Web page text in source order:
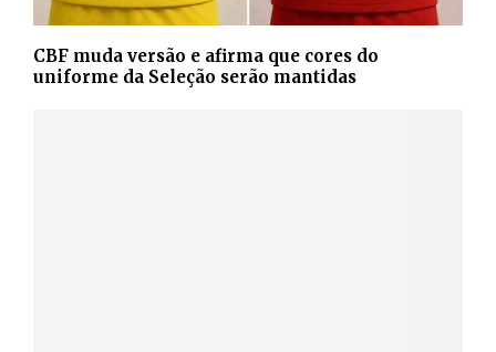
CBF muda versão e afirma que cores do
uniforme da Seleção serão mantidas